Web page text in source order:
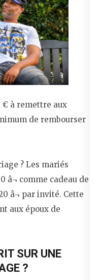
€ à remettre aux
de rembourser
? Les mariés
â¬ comme cadeau de
â¬ par invité. Cette
aux époux de
SUR UNE
?